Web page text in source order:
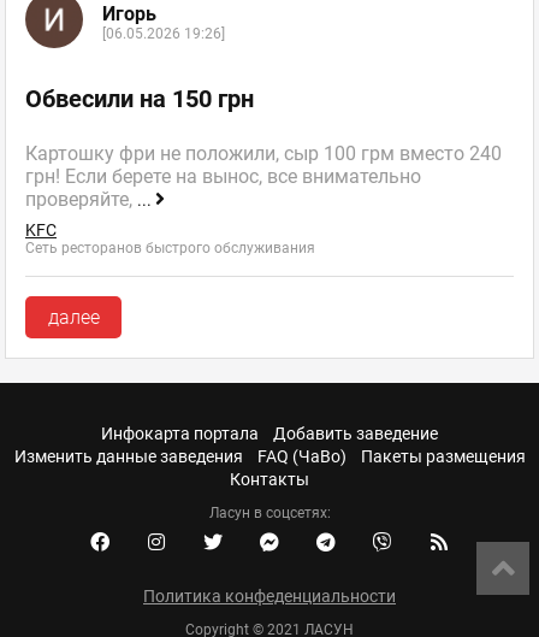
Игорь
[06.05.2026 19:26]
Обвесили на 150 грн
Картошку фри не положили, сыр 100 грм вместо 240
грн! Если берете на вынос, все внимательно
проверяйте, ...
KFC
Сеть ресторанов быстрого обслуживания
далее
Инфокарта портала
Добавить заведение
Изменить данные заведения
FAQ (ЧаВо)
Пакеты размещения
Контакты
Ласун в соцсетях:
Политика конфеденциальности
Copyright © 2021 ЛАСУН